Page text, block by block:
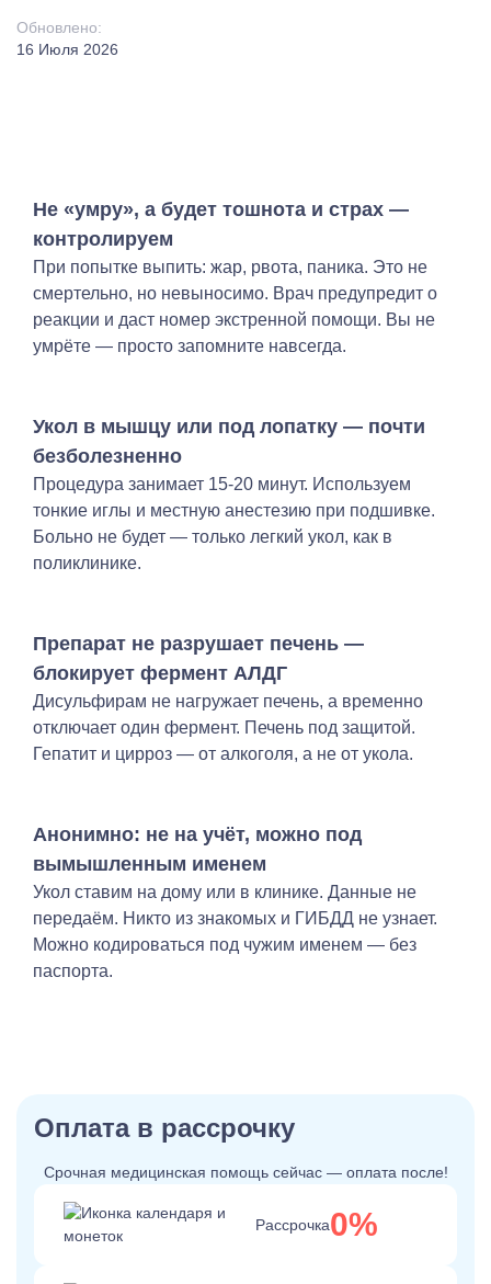
Обновлено:
16 Июля 2026
Не «умру», а будет тошнота и страх —
контролируем
При попытке выпить: жар, рвота, паника. Это не
смертельно, но невыносимо. Врач предупредит о
реакции и даст номер экстренной помощи. Вы не
умрёте — просто запомните навсегда.
Укол в мышцу или под лопатку — почти
безболезненно
Процедура занимает 15-20 минут. Используем
тонкие иглы и местную анестезию при подшивке.
Больно не будет — только легкий укол, как в
поликлинике.
Препарат не разрушает печень —
блокирует фермент АЛДГ
Дисульфирам не нагружает печень, а временно
отключает один фермент. Печень под защитой.
Гепатит и цирроз — от алкоголя, а не от укола.
Анонимно: не на учёт, можно под
вымышленным именем
Укол ставим на дому или в клинике. Данные не
передаём. Никто из знакомых и ГИБДД не узнает.
Можно кодироваться под чужим именем — без
паспорта.
Оплата в рассрочку
Срочная медицинская помощь сейчас — оплата после!
Рассрочка0%